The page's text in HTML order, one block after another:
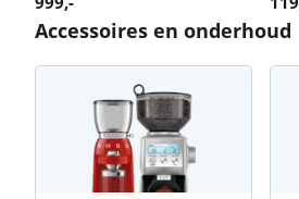
Accessoires en onderhoud